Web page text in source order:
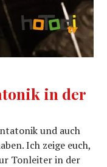
in der
und auch
Ich zeige euch,
Tonleiter in der